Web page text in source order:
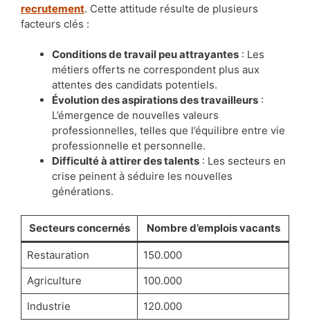
recrutement. Cette attitude résulte de plusieurs
facteurs clés :
Conditions de travail peu attrayantes : Les
métiers offerts ne correspondent plus aux
attentes des candidats potentiels.
Évolution des aspirations des travailleurs :
L’émergence de nouvelles valeurs
professionnelles, telles que l’équilibre entre vie
professionnelle et personnelle.
Difficulté à attirer des talents : Les secteurs en
crise peinent à séduire les nouvelles
générations.
Secteurs concernés Nombre d’emplois vacants
Restauration
150.000
Agriculture
100.000
Industrie
120.000